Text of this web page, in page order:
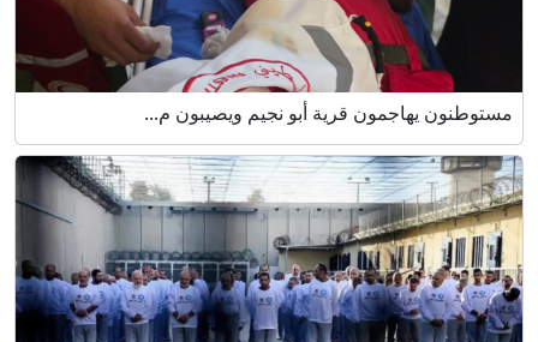
مستوطنون يهاجمون قرية أبو نجيم ويصيبون م...